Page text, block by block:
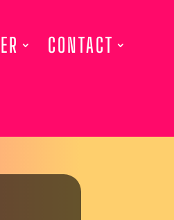
CONTACT